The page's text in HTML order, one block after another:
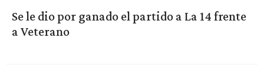
Se le dio por ganado el partido a La 14 frente
a Veterano